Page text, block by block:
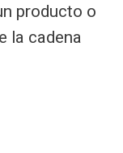
producto o
la cadena